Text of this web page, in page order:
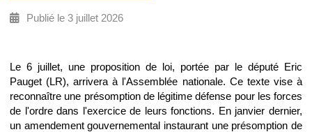
Publié le 3 juillet 2026
Le 6 juillet, une proposition de loi, portée par le député Eric
Pauget (LR), arrivera à l'Assemblée nationale. Ce texte vise à
reconnaître une présomption de légitime défense pour les forces
de l'ordre dans l'exercice de leurs fonctions. En janvier dernier,
un amendement gouvernemental instaurant une présomption de